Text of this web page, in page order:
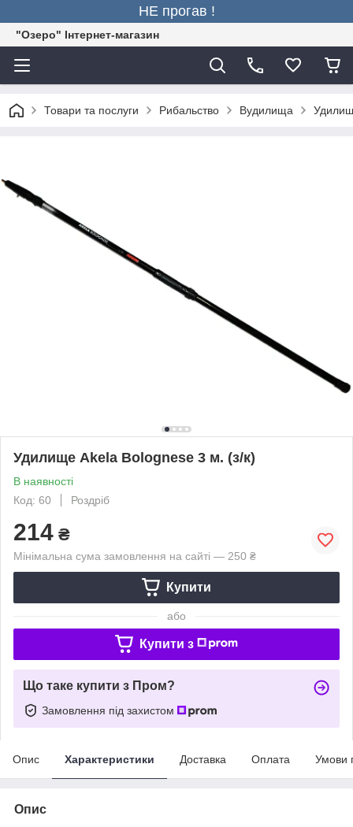
НЕ прогав !
"Озеро" Інтернет-магазин
Товари та послуги Рибальство Вудилища
Удилище Akela Bolognese 3 м. (з/к)
В наявності
Код: 60
Роздріб
214 ₴
Мінімальна сума замовлення на сайті — 250 ₴
Купити
або
Купити з
Що таке купити з Пром?
Замовлення під захистом
Опис Характеристики Доставка Оплата Умови
Опис